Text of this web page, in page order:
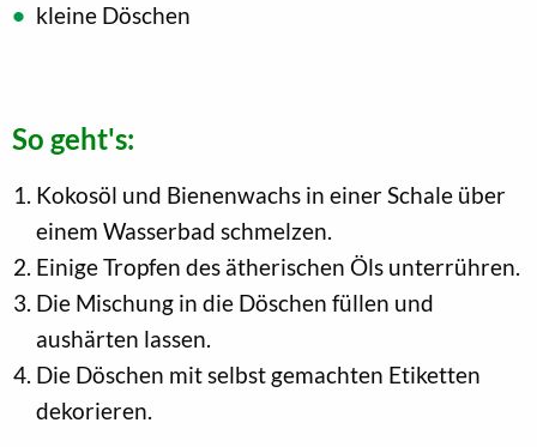
kleine Döschen
So geht's:
Kokosöl und Bienenwachs in einer Schale über
einem Wasserbad schmelzen.
Einige Tropfen des ätherischen Öls unterrühren.
Die Mischung in die Döschen füllen und
aushärten lassen.
Die Döschen mit selbst gemachten Etiketten
dekorieren.